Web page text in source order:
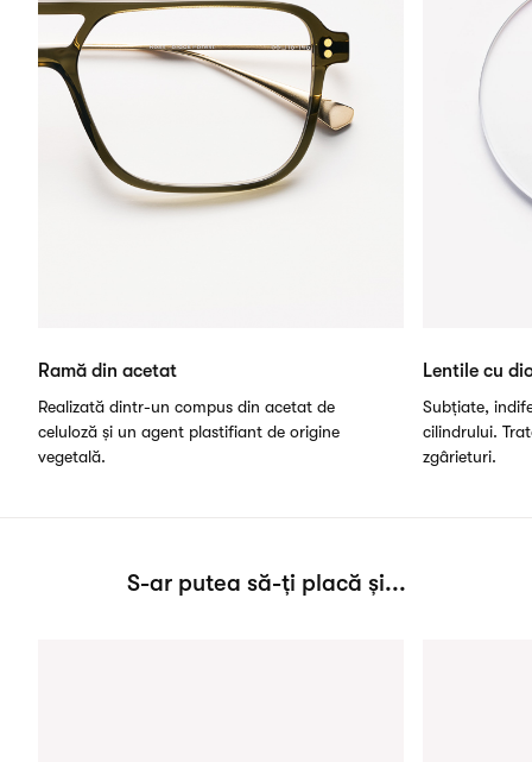
Ramă din acetat
Realizată dintr-un compus din acetat de
celuloză și un agent plastifiant de origine
vegetală.
Lentile cu
Subțiate,
cilindrului.
zgârieturi.
S-ar putea să-ți placă și...